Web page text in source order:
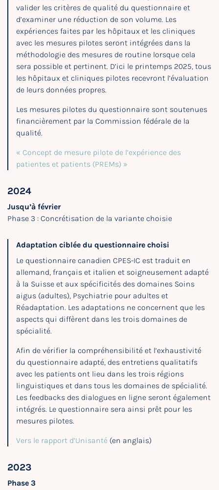
valider les critères de qualité du questionnaire et
d’examiner une réduction de son volume. Les
expériences faites par les hôpitaux et les cliniques
avec les mesures pilotes seront intégrées dans la
méthodologie des mesures de routine lorsque cela
sera possible et pertinent. D’ici le printemps 2025, tous
les hôpitaux et cliniques pilotes recevront l’évaluation
de leurs données propres.
Les mesures pilotes du questionnaire sont soutenues
financièrement par la Commission fédérale de la
qualité.
« Concept de mesure pilote de l’expérience des
patientes et patients (PREMs) »
2024
Jusqu’à février
Phase 3 : Concrétisation de la variante choisie
Adaptation ciblée du questionnaire choisi
Le questionnaire canadien CPES-IC est traduit en
allemand, français et italien et soigneusement adapté
à la Suisse et aux spécificités des domaines Soins
aigus (adultes), Psychiatrie pour adultes et
Réadaptation. Les adaptations ne concernent que les
aspects qui diffèrent dans les trois domaines de
spécialité.
Afin de vérifier la compréhensibilité et l’exhaustivité
du questionnaire adapté, des entretiens qualitatifs
avec les patients ont lieu dans les trois régions
linguistiques et dans tous les domaines de spécialité.
Les feedbacks des dialogues en ligne seront également
intégrés. Le questionnaire sera ainsi prêt pour les
mesures pilotes.
Vers le rapport d’Unisanté (en anglais)
2023
Phase 3